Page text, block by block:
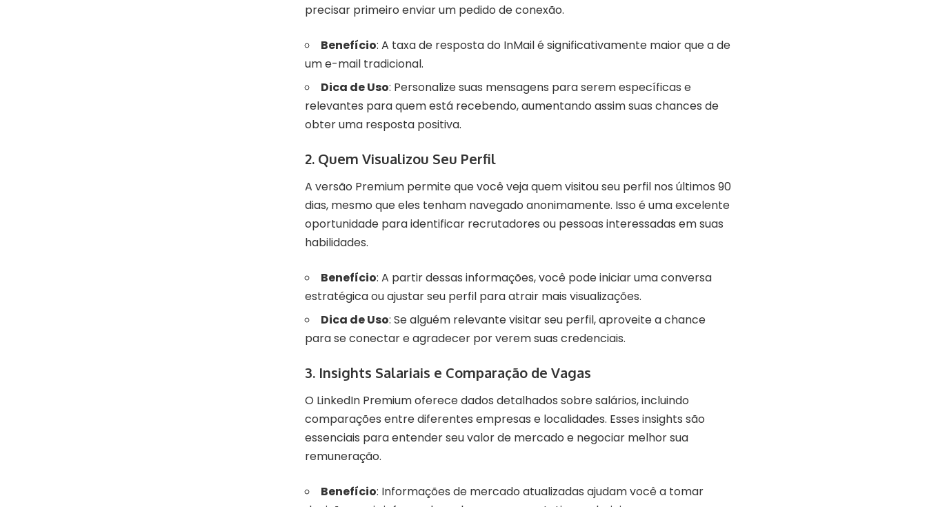
precisar primeiro enviar um pedido de conexão.
Benefício: A taxa de resposta do InMail é significativamente maior que a de
um e-mail tradicional.
Dica de Uso: Personalize suas mensagens para serem específicas e
relevantes para quem está recebendo, aumentando assim suas chances de
obter uma resposta positiva.
2. Quem Visualizou Seu Perfil
A versão Premium permite que você veja quem visitou seu perfil nos últimos 90
dias, mesmo que eles tenham navegado anonimamente. Isso é uma excelente
oportunidade para identificar recrutadores ou pessoas interessadas em suas
habilidades.
Benefício: A partir dessas informações, você pode iniciar uma conversa
estratégica ou ajustar seu perfil para atrair mais visualizações.
Dica de Uso: Se alguém relevante visitar seu perfil, aproveite a chance
para se conectar e agradecer por verem suas credenciais.
3. Insights Salariais e Comparação de Vagas
O LinkedIn Premium oferece dados detalhados sobre salários, incluindo
comparações entre diferentes empresas e localidades. Esses insights são
essenciais para entender seu valor de mercado e negociar melhor sua
remuneração.
Benefício: Informações de mercado atualizadas ajudam você a tomar